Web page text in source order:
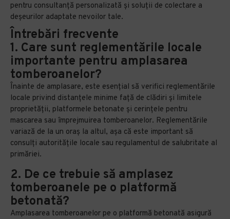
pentru consultanță personalizată și soluții de colectare a
deșeurilor adaptate nevoilor tale.
Întrebări frecvente
1. Care sunt reglementările locale
importante pentru amplasarea
tomberoanelor?
Înainte de amplasare, este esențial să verifici reglementările
locale privind distanțele minime față de clădiri și limitele
proprietății, platformele betonate și cerințele pentru
mascarea sau împrejmuirea tomberoanelor. Reglementările
variază de la un oraș la altul, așa că este important să
consulți autoritățile locale sau regulamentul de salubritate al
primăriei.
2. De ce trebuie să amplasez
tomberoanele pe o platformă
betonată?
Amplasarea tomberoanelor pe o platformă betonată asigură